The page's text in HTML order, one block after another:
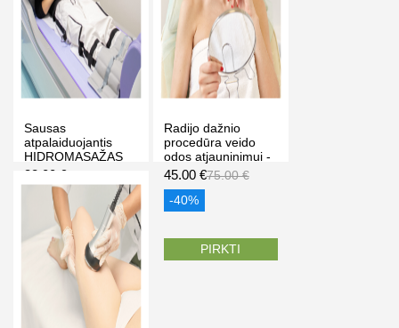
Sausas
atpalaiduojantis
HIDROMASAŽAS
(3 kartai po 15
min), klinikoje
„Antalgija“ Kaune
32.00 €
-11%
PIRKTI
Radijo dažnio
procedūra veido
odos atjauninimui -
termoliftingas, Dalia
Vilniuje
45.00 €75.00 €
-40%
PIRKTI